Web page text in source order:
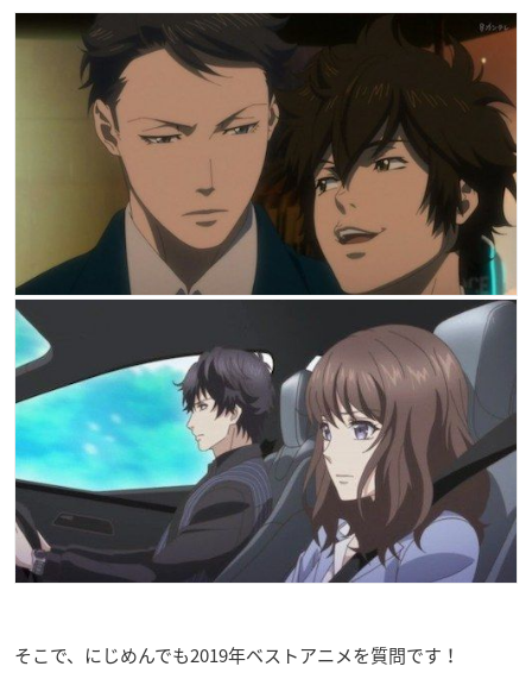
そこで、にじめんでも2019年ベストアニメを質問です！